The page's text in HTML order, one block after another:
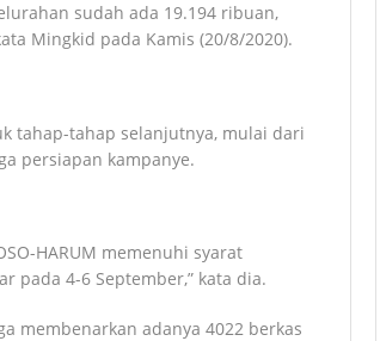
sudah ada 19.194 ribuan,
Mingkid pada Kamis (20/8/2020).
tahap-tahap selanjutnya, mulai dari
persiapan kampanye.
HARUM memenuhi syarat
pada 4-6 September,” kata dia.
membenarkan adanya 4022 berkas